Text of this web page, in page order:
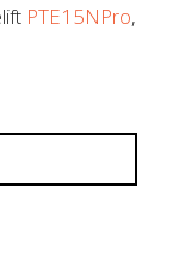
PTE15NPro,